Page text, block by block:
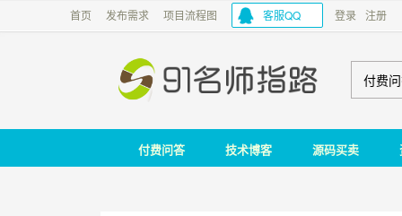
首页 发布需求 项目流程图 客服QQ 登录 注册
付费
付费问答 技术博客 源码买卖